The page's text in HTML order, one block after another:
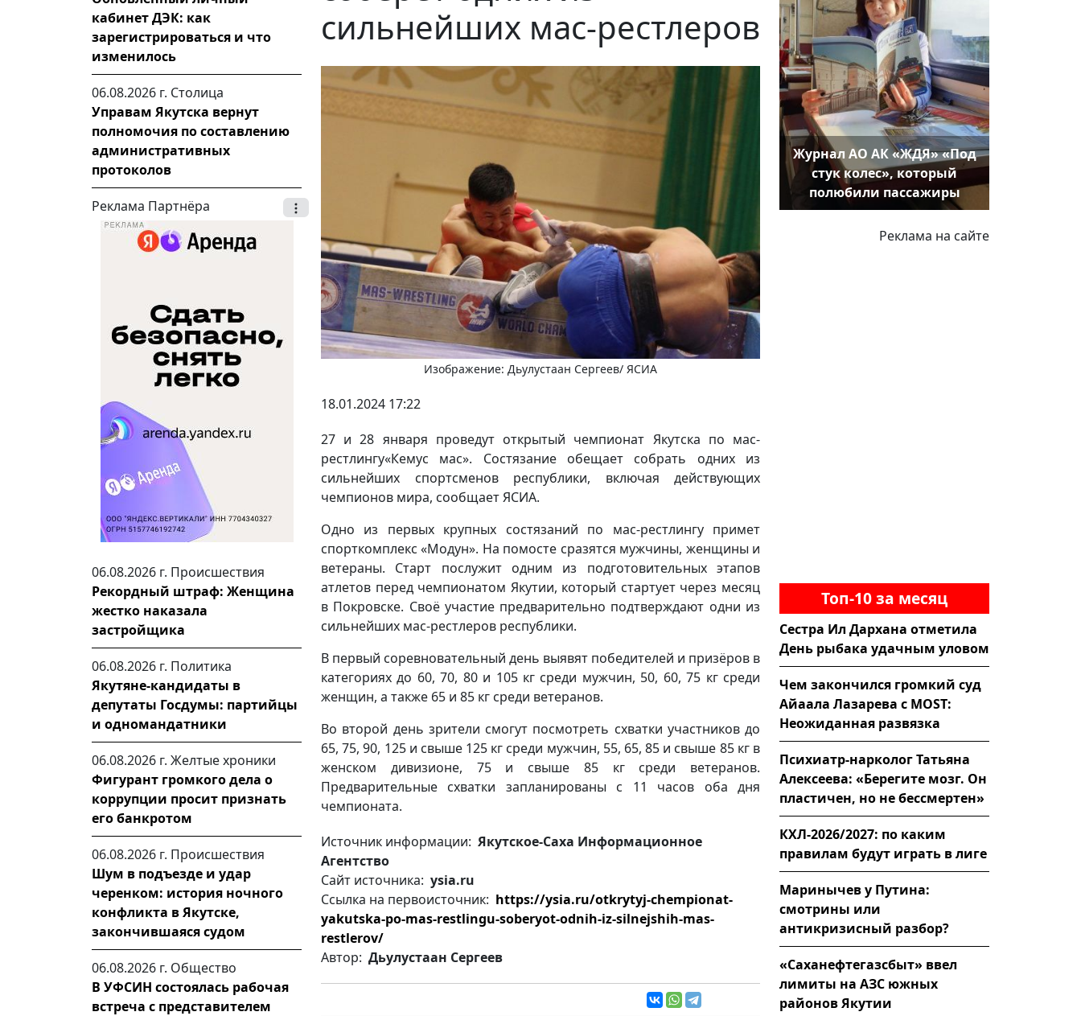
кабинет ДЭК: как
зарегистрироваться и что
изменилось
06.08.2026 г. Столица
Управам Якутска вернут
полномочия по составлению
административных
протоколов
Реклама Партнёра
06.08.2026 г. Происшествия
Рекордный штраф: Женщина
жестко наказала
застройщика
06.08.2026 г. Политика
Якутяне-кандидаты в
депутаты Госдумы: партийцы
и одномандатники
06.08.2026 г. Желтые хроники
Фигурант громкого дела о
коррупции просит признать
его банкротом
06.08.2026 г. Происшествия
Шум в подъезде и удар
черенком: история ночного
конфликта в Якутске,
закончившаяся судом
06.08.2026 г. Общество
В УФСИН состоялась рабочая
встреча с представителем
сильнейших мас-рестлеров
Изображение: Дьулустаан Сергеев/ ЯСИА
18.01.2024 17:22
27 и 28 января проведут открытый чемпионат Якутска по мас-
рестлингу«Кемус мас». Состязание обещает собрать одних из
сильнейших спортсменов республики, включая действующих
чемпионов мира, сообщает ЯСИА.
Одно из первых крупных состязаний по мас-рестлингу примет
спорткомплекс «Модун». На помосте сразятся мужчины, женщины и
ветераны. Старт послужит одним из подготовительных этапов
атлетов перед чемпионатом Якутии, который стартует через месяц
в Покровске. Своё участие предварительно подтверждают одни из
сильнейших мас-рестлеров республики.
В первый соревновательный день выявят победителей и призёров в
категориях до 60, 70, 80 и 105 кг среди мужчин, 50, 60, 75 кг среди
женщин, а также 65 и 85 кг среди ветеранов.
Во второй день зрители смогут посмотреть схватки участников до
65, 75, 90, 125 и свыше 125 кг среди мужчин, 55, 65, 85 и свыше 85 кг в
женском дивизионе, 75 и свыше 85 кг среди ветеранов.
Предварительные схватки запланированы с 11 часов оба дня
чемпионата.
Источник информации: Якутское-Саха Информационное
Агентство
Сайт источника: ysia.ru
Ссылка на первоисточник: https://ysia.ru/otkrytyj-chempionat-
yakutska-po-mas-restlingu-soberyot-odnih-iz-silnejshih-mas-
restlerov/
Автор: Дьулустаан Сергеев
Журнал АО АК «ЖДЯ» «Под
стук колес», который
полюбили пассажиры
Реклама на сайте
Топ-10 за месяц
Сестра Ил Дархана отметила
День рыбака удачным уловом
Чем закончился громкий суд
Айаала Лазарева с MOST:
Неожиданная развязка
Психиатр-нарколог Татьяна
Алексеева: «Берегите мозг. Он
пластичен, но не бессмертен»
КХЛ-2026/2027: по каким
правилам будут играть в лиге
Маринычев у Путина:
смотрины или
антикризисный разбор?
«Саханефтегазсбыт» ввел
лимиты на АЗС южных
районов Якутии